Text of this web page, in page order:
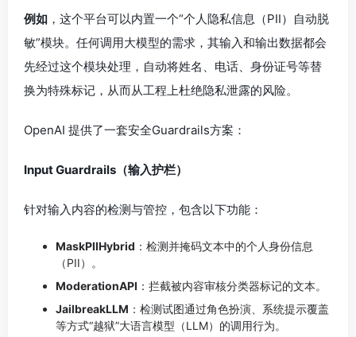
例如 ，这个平台可以内置一个“个人隐私信息（PII）自动脱
敏”模块。任何调用大模型的需求，其输入和输出数据都会
先经过这个模块处理，自动将姓名、电话、身份证号等替
换为特殊标记，从而从工程上杜绝隐私泄露的风险。
OpenAI 提供了一套安全Guardrails方案：
Input Guardrails（输入护栏）
针对输入内容的检测与管控，包含以下功能：
MaskPIIHybrid ：检测并掩码文本中的个人身份信息
（PII）。
ModerationAPI ：拦截被内容审核分类器标记的文本。
JailbreakLLM ：检测试图通过角色扮演、系统提示覆盖
等方式“越狱”大语言模型（LLM）的调用行为。